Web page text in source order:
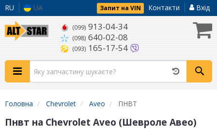
RU UA Запит на VIN Контакти Вхід
(099) 913-04-34
(098) 640-02-08
(093) 165-17-54
Головна Chevrolet Aveo ПНВТ
Пнвт на Chevrolet Aveo (Шевроле Авео)